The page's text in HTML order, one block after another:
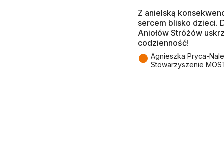
Z anielską
sercem blisko dzieci.
Aniołów Stróżów
codzienność!
● Agnieszka Pryca-
Stowarzyszenie